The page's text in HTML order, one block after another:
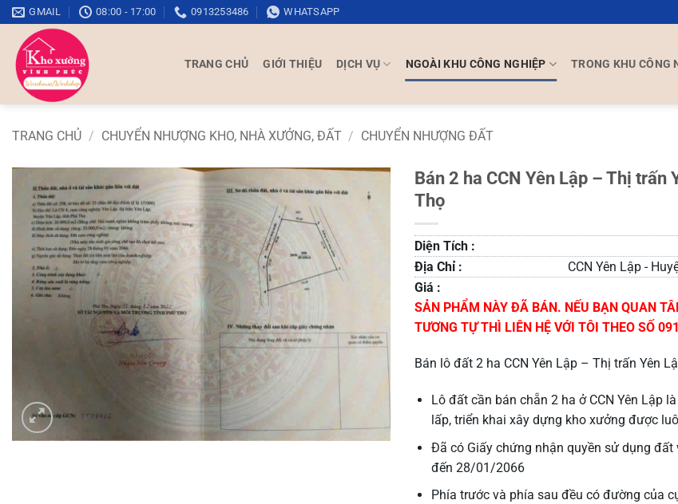
Bỏ
qua
dung
GMAIL 08:00 - 17:00 0913253486 WHATSAPP
TRANG CHỦ GIỚI THIỆU DỊCH VỤ NGOÀI KHU CÔNG NGHIỆP TRONG KHU CÔNG
TRANG CHỦ / CHUYỂN NHƯỢNG KHO, NHÀ XƯỞNG, ĐẤT / CHUYỂN NHƯỢNG ĐẤT
Bán 2 ha CCN Yên Lập – Thị trấn
Thọ
Diện Tích :
Địa Chỉ :
CCN Yên Lập -
Giá :
SẢN PHẨM NÀY ĐÃ BÁN. NẾU BẠN QUAN
TƯƠNG TỰ THÌ LIÊN HỆ VỚI TÔI THEO SỐ
Bán lô đất 2 ha CCN Yên Lập – Thị trấn Yên
Lô đất cần bán chẵn 2 ha ở CCN Yên Lập
lấp, triển khai xây dựng kho xưởng được
Đã có Giấy chứng nhận quyền sử dụng đất
đến 28/01/2066
Phía trước và phía sau đều có đường của